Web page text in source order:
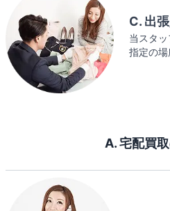
C. 出
当スタ
指定の場
A. 宅配買